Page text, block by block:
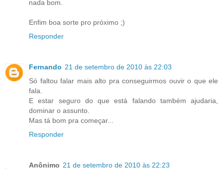
nada bom.
Enfim boa sorte pro próximo ;)
Responder
Fernando 21 de setembro de 2010 às 22:03
Só faltou falar mais alto pra conseguirmos ouvir o que ele
fala.
E estar seguro do que está falando também ajudaria,
dominar o assunto.
Mas tá bom pra começar...
Responder
Anônimo 21 de setembro de 2010 às 22:23